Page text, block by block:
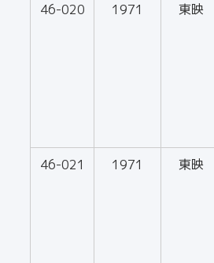
46-020 1971 東映
46-021 1971 東映